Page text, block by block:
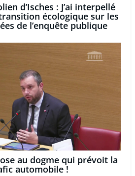
d’Isches : J’ai interpellé
écologique sur les
de l’enquête publique
au dogme qui prévoit la
automobile !